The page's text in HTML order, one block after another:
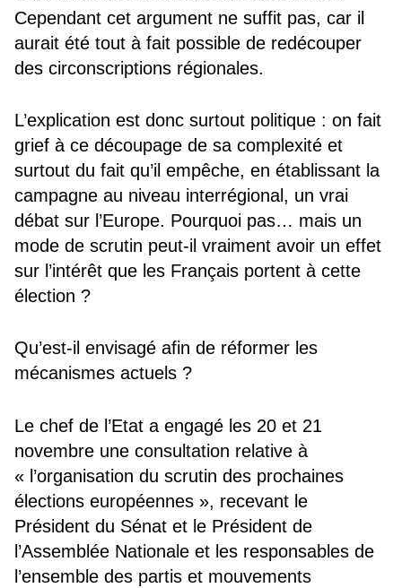
Cependant cet argument ne suffit pas, car il
aurait été tout à fait possible de redécouper
des circonscriptions régionales.
L’explication est donc surtout politique : on fait
grief à ce découpage de sa complexité et
surtout du fait qu’il empêche, en établissant la
campagne au niveau interrégional, un vrai
débat sur l’Europe. Pourquoi pas… mais un
mode de scrutin peut-il vraiment avoir un effet
sur l’intérêt que les Français portent à cette
élection ?
Qu’est-il envisagé afin de réformer les
mécanismes actuels ?
Le chef de l’Etat a engagé les 20 et 21
novembre une consultation relative à
« l’organisation du scrutin des prochaines
élections européennes », recevant le
Président du Sénat et le Président de
l’Assemblée Nationale et les responsables de
l’ensemble des partis et mouvements